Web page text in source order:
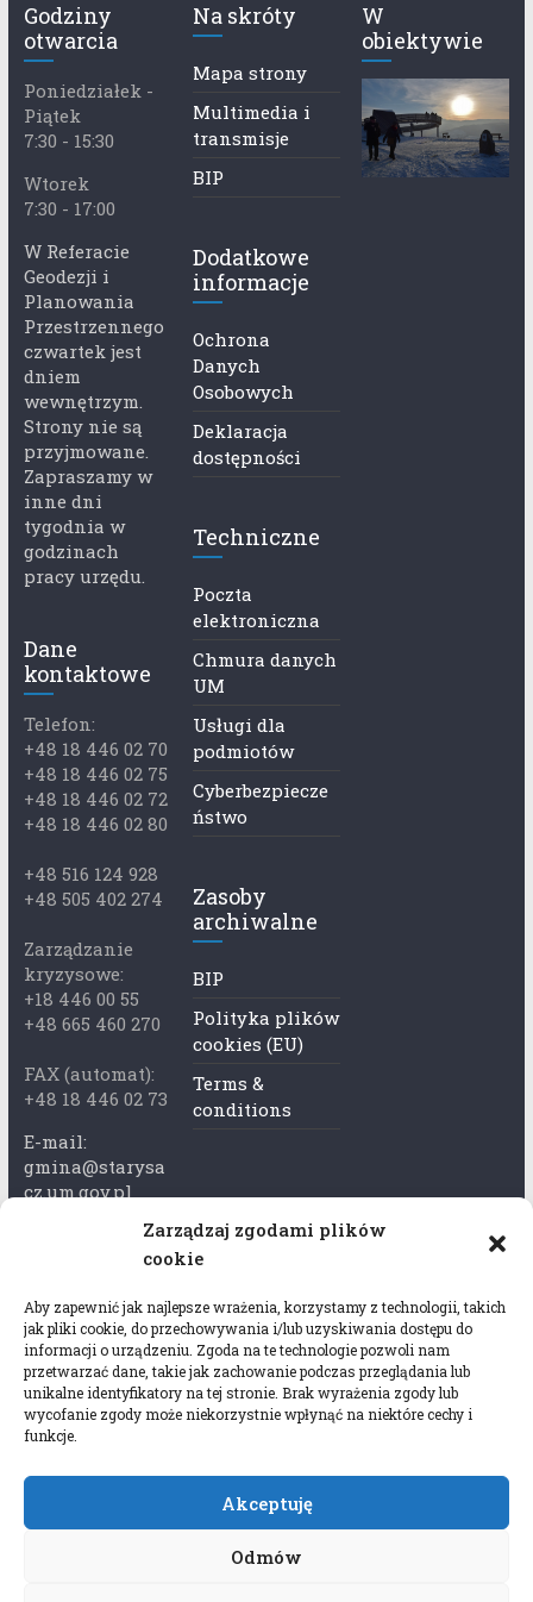
Zarządzaj zgodami plików
cookie
Aby zapewnić jak najlepsze wrażenia, korzystamy z technologii, takich
jak pliki cookie, do przechowywania i/lub uzyskiwania dostępu do
informacji o urządzeniu. Zgoda na te technologie pozwoli nam
przetwarzać dane, takie jak zachowanie podczas przeglądania lub
unikalne identyfikatory na tej stronie. Brak wyrażenia zgody lub
wycofanie zgody może niekorzystnie wpłynąć na niektóre cechy i
funkcje.
Akceptuję
Odmów
Godziny
otwarcia
Poniedziałek -
Piątek
7:30 - 15:30
Wtorek
7:30 - 17:00
W Referacie
Geodezji i
Planowania
Przestrzennego
czwartek jest
dniem
wewnętrzym.
Strony nie są
przyjmowane.
Zapraszamy w
inne dni
tygodnia w
godzinach
pracy urzędu.
Dane
kontaktowe
Telefon:
+48 18 446 02 70
+48 18 446 02 75
+48 18 446 02 72
+48 18 446 02 80
+48 516 124 928
+48 505 402 274
Zarządzanie
kryzysowe:
+18 446 00 55
+48 665 460 270
FAX (automat):
+48 18 446 02 73
E-mail:
gmina@starysa
cz.um.gov.pl
Adres skrzynki
rytka
Adres do e-
Doręczeń:
AEL-97528-
78647-USWGJ-
Na skróty
Mapa strony
Multimedia i
transmisje
BIP
Dodatkowe
informacje
Ochrona
Danych
Osobowych
Deklaracja
dostępności
Techniczne
Poczta
elektroniczna
Chmura danych
UM
Usługi dla
podmiotów
Cyberbezpiecze
ństwo
Zasoby
archiwalne
BIP
Polityka plików
cookies (EU)
Terms &
conditions
W
obiektywie